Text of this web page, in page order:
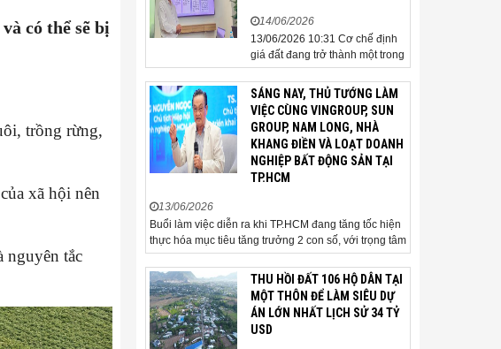
có thể sẽ bị
trồng rừng,
xã hội nên
nguyên tắc
14/06/2026
13/06/2026 10:31 Cơ chế định
giá đất đang trở thành một trong
những nội dung được cộng
đồng doanh nghiệp, các chuyên
gia và cơ quan quản lý đặc biệt
quan tâm khi tác động trực tiếp
đến quá trình triển khai dự án,
thu hút đầu tư và sự phát triển
ổn định của...
SÁNG NAY, THỦ TƯỚNG LÀM
VIỆC CÙNG VINGROUP, SUN
GROUP, NAM LONG, NHÀ
KHANG ĐIỀN VÀ LOẠT DOANH
NGHIỆP BẤT ĐỘNG SẢN TẠI
TP.HCM
13/06/2026
Buổi làm việc diễn ra khi TP.HCM đang tăng tốc hiện
thực hóa mục tiêu tăng trưởng 2 con số, với trọng tâm
là giải ngân đầu tư công, hoàn thiện mô hình chính
quyền địa phương 2 cấp, phát triển nhà ở xã hội và
xử lý các vướng mắc về cơ chế, chính...
THU HỒI ĐẤT 106 HỘ DÂN TẠI
MỘT THÔN ĐỂ LÀM SIÊU DỰ
ÁN LỚN NHẤT LỊCH SỬ 34 TỶ
USD